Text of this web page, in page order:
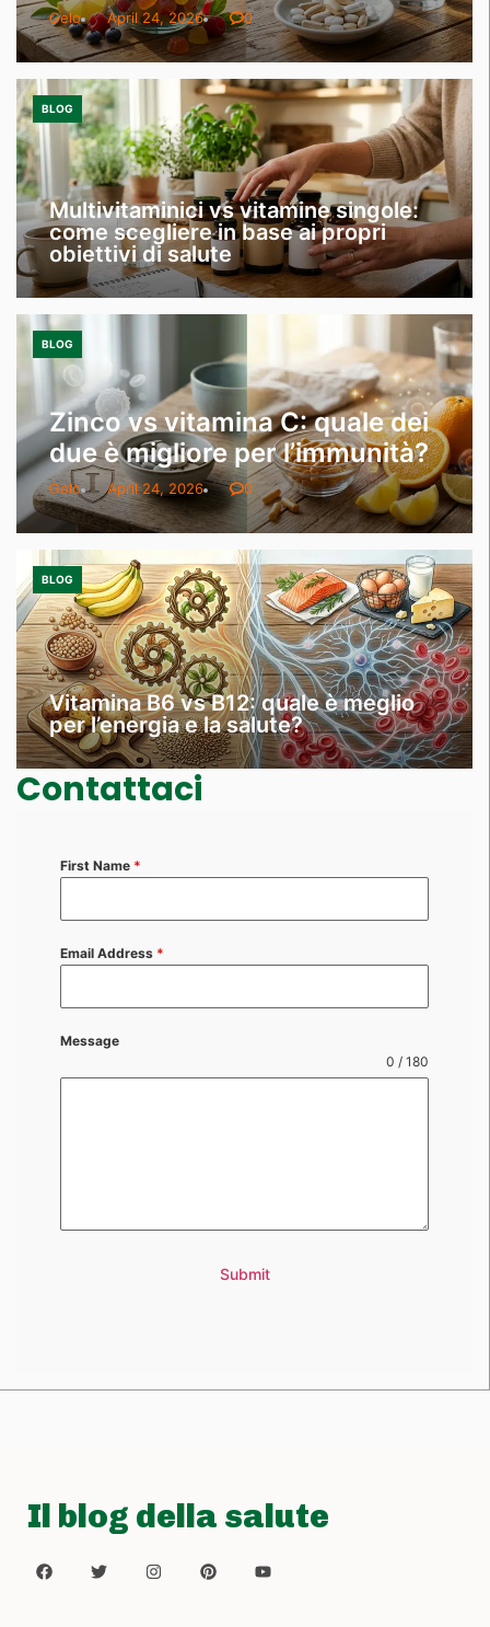
Gelo April 24, 2026 0
Multivitaminici vs vitamine singole:
come scegliere in base ai propri
obiettivi di salute
BLOG
Zinco vs vitamina C: quale dei
due è migliore per l’immunità?
Gelo April 24, 2026 0
BLOG
Vitamina B6 vs B12: quale è meglio
per l’energia e la salute?
BLOG
Contattaci
First Name *
Email Address *
Message
0 / 180
Submit
Il blog della salute